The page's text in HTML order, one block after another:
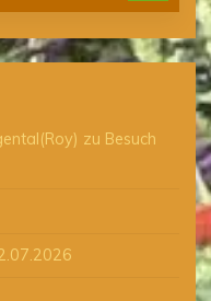
zu Besuch